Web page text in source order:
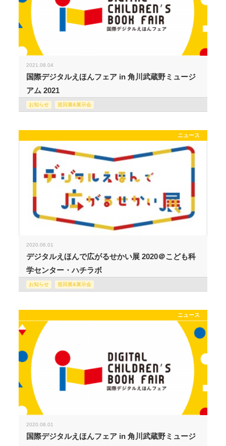
2021.08.04
国際デジタルえほんフェア in 角川武蔵野ミュージ
アム 2021
お知らせ 巡回展&展示会
ニュース
2020.06.01
デジタルえほんで広がるせかい展 2020＠こども科
学センター・ハチラボ
お知らせ 巡回展&展示会
ニュース
2020.08.01
国際デジタルえほんフェア in 角川武蔵野ミュージ